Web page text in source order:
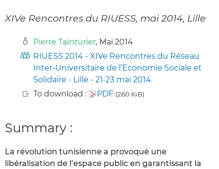
XIVe Rencontres du RIUESS, mai 2014, Lille
Pierre Tainturier, Mai 2014
RIUESS 2014 - XIVe Rencontres du Réseau
Inter-Universitaire de l’Economie Sociale et
Solidaire - Lille - 21-23 mai 2014
To download :
PDF (260 KiB)
Summary :
La révolution tunisienne a provoqué une
libéralisation de l’espace public en garantissant la